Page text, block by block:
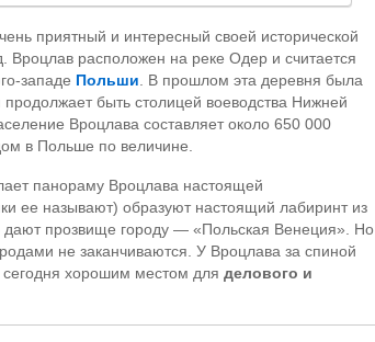
приятный и интересный своей исторической
Вроцлав расположен на реке Одер и считается
западе Польши . В прошлом эта деревня была
быть столицей воеводства Нижней
Вроцлава составляет около 650 000
в Польше по величине.
панораму Вроцлава настоящей
ее называют) образуют настоящий лабиринт из
дают прозвище городу — «Польская Венеция». Но
не заканчиваются. У Вроцлава за спиной
сегодня хорошим местом для делового и